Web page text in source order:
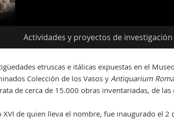
Actividades y proyectos de investigación
etruscas e itálicas expuestas en el
Colección de los Vasos yAntiquarium
de cerca de 15.000 obras inventariadas, de las
de quien lleva el nombre, fue inaugurado el 2